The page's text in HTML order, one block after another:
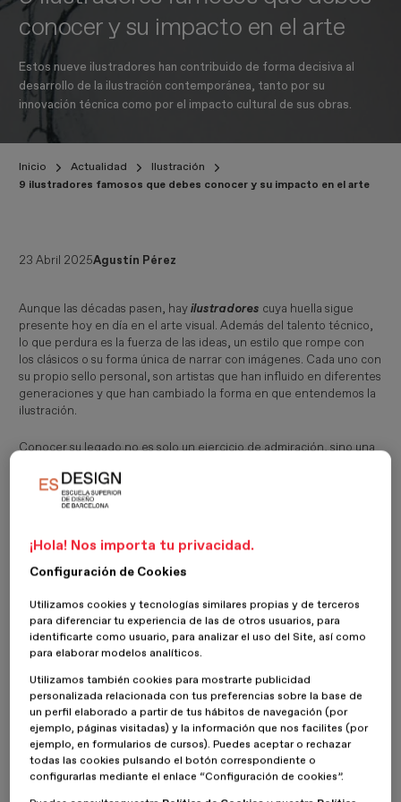
conocer y su impacto en el arte
Estos nueve ilustradores han contribuido de forma decisiva al
desarrollo de la ilustración contemporánea, tanto por su
innovación técnica como por el impacto cultural de sus obras.
Inicio Actualidad
Ilustración
9 ilustradores famosos que debes conocer y su impacto en el arte
23 Abril 2025Agustín Pérez
Aunque las décadas pasen, hayilustradores cuya huella sigue
presente hoy en día en el arte visual. Además del talento técnico,
lo que perdura es la fuerza de las ideas, un estilo que rompe con
los clásicos o su forma única de narrar con imágenes. Cada uno con
su propio sello personal, son artistas que han influido en diferentes
generaciones y que han cambiado la forma en que entendemos la
ilustración.
Conocer su legado no es solo un ejercicio de admiración, sino una
campo. Si tú eres una de estas personas y tienes algo que contar a
través de dibujos, color y movimiento, no te pierdas nuestro
de la animación y la ilustración digital.
Nacido en Brooklyn en 1928, Maurice Sendak es uno de los
ilustradores famosos en la literatura infantil. Los tintes
oscuros o psicológicos que usaba en este género son los que le
llevaron a la fama, aunque también trabajó como escenógrafo y
diseñador teatral. Su estilo visual es inconfundible, con una mezcla
desurrealismo y un trazo expresivoque causaron revolución.
Su obra más conocida es "Where the Wild Things Are" (1963). Se
convirtió en un clásico por su narrativa visual y por la capacidad
para reflejar emociones complejas en niños y niñas. Los dibujos
que solía usar erancriaturas grotescasque se alejaban del
¡Hola! Nos importa tu privacidad.
Configuración de Cookies
Utilizamos cookies y tecnologías similares propias y de terceros
para diferenciar tu experiencia de las de otros usuarios, para
identificarte como usuario, para analizar el uso del Site, así como
para elaborar modelos analíticos.
Utilizamos también cookies para mostrarte publicidad
personalizada relacionada con tus preferencias sobre la base de
un perfil elaborado a partir de tus hábitos de navegación (por
ejemplo, páginas visitadas) y la información que nos facilites (por
ejemplo, en formularios de cursos). Puedes aceptar o rechazar
todas las cookies pulsando el botón correspondiente o
configurarlas mediante el enlace “Configuración de cookies”.